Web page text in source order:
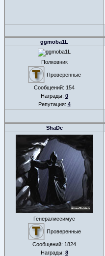
ggmoba1L
Полковник
Проверенные
Сообщений: 154
Награды: 0
Репутация: 4
ShaDe
Генералиссимус
Проверенные
Сообщений: 1824
Награды: 8